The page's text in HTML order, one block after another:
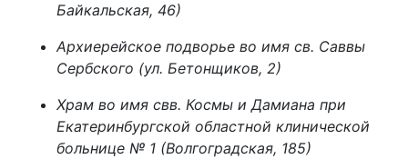
Байкальская, 46)
Архиерейское подворье во имя св. Саввы
Сербского (ул. Бетонщиков, 2)
Храм во имя свв. Космы и Дамиана при
Екатеринбургской областной клинической
больнице № 1 (Волгоградская, 185)